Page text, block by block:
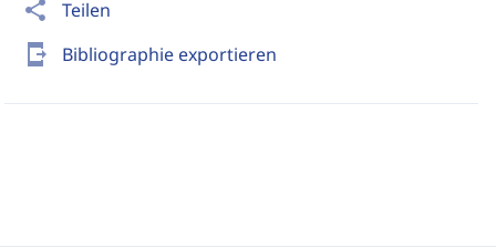
share Teilen
send_to_mobile Bibliographie exportieren